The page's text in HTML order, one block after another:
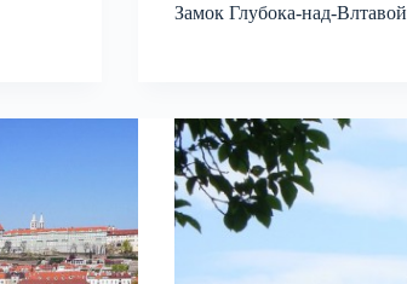
Замок Глубока-над-Влтавой